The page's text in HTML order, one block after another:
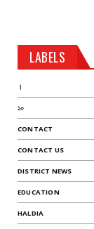
LABELS
।
১০
CONTACT
CONTACT US
DISTRICT NEWS
EDUCATION
HALDIA